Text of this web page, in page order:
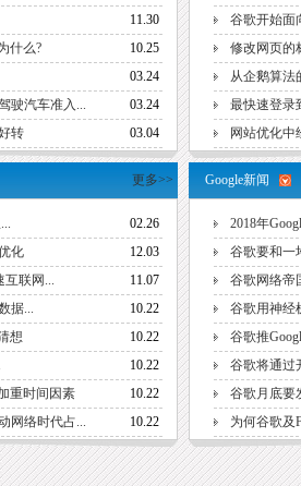
11.30
10.25
什么?
03.24
03.24
驶汽车准入...
03.04
转
谷歌开始面
修改网页的
从企鹅算法
最快速登录
网站优化中
更多>>
02.26
12.03
化
11.07
互联网...
10.22
据...
10.22
想
10.22
10.22
重时间因素
10.22
网络时代占...
Google新闻
2018年
谷歌要和一
谷歌网络帝
谷歌用神经
谷歌推
谷歌将通过
谷歌月底要
为何谷歌及